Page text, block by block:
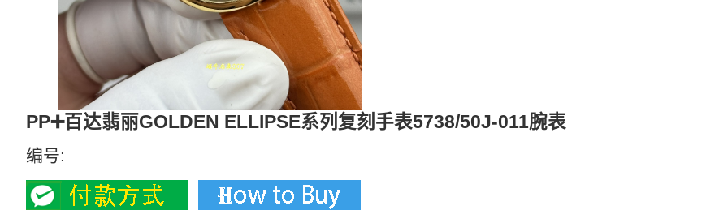
PP➕百达翡丽GOLDEN ELLIPSE系列复刻手表5738/50J-011腕表
编号: